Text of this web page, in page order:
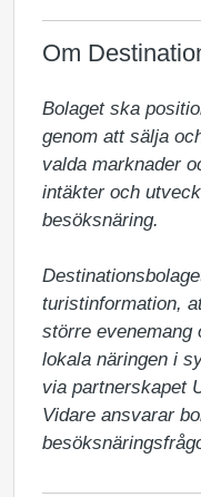
Om
Bolaget ska
genom att sälja
valda marknader
intäkter och
besöksnäring.
turistinformation,
större evenemang
lokala näringen i
via partnerskapet
Vidare ansvarar